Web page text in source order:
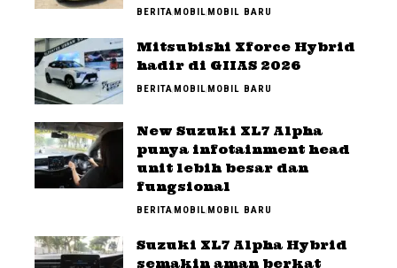
BERITAMOBIL MOBIL BARU
Mitsubishi Xforce Hybrid
hadir di GIIAS 2026
BERITAMOBIL MOBIL BARU
New Suzuki XL7 Alpha
punya infotainment head
unit lebih besar dan
fungsional
BERITAMOBIL MOBIL BARU
Suzuki XL7 Alpha Hybrid
semakin aman berkat